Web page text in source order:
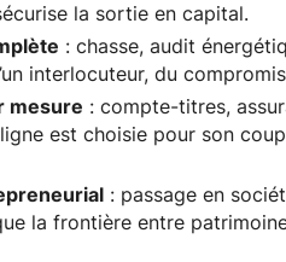
la sortie en capital.
: chasse, audit
interlocuteur, du
mesure : compte-titres,
est choisie pour son
: passage en
la frontière entre